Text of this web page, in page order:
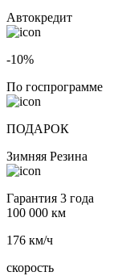
Автокредит
-10%
По госпрограмме
ПОДАРОК
Зимняя Резина
Гарантия 3 года
100 000 км
176 км/ч
скорость